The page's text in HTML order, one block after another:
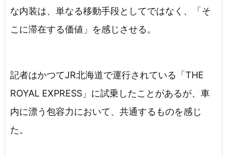
な内装は、単なる移動手段としてではなく、「そ
こに滞在する価値」を感じさせる。
記者はかつてJR北海道で運行されている「THE
ROYAL EXPRESS」に試乗したことがあるが、車
内に漂う包容力において、共通するものを感じ
た。